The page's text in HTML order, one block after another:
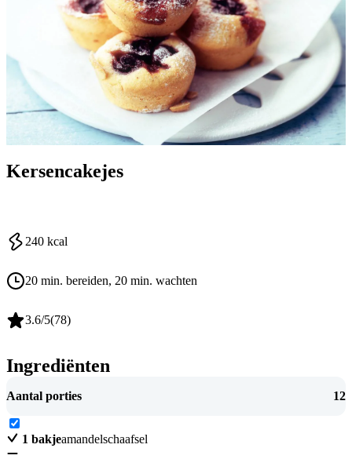
Kersencakejes
240 kcal
20 min. bereiden, 20 min. wachten
3.6/5(78)
Ingrediënten
Aantal porties 12
1 bakjeamandelschaafsel